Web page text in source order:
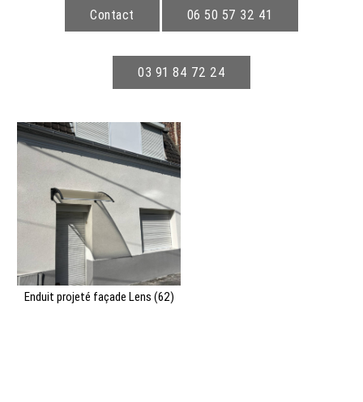
Contact 06 50 57 32 41
03 91 84 72 24
Enduit projeté façade Lens (62)